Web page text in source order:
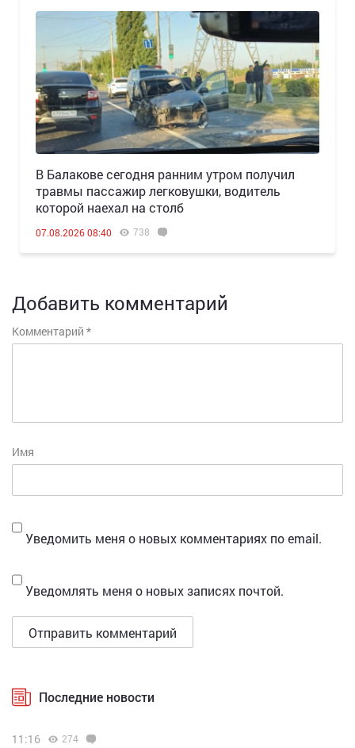
В Балакове сегодня ранним утром получил
травмы пассажир легковушки, водитель
которой наехал на столб
07.08.2026 08:40 738
Добавить комментарий
Комментарий *
Имя
Уведомить меня о новых комментариях по email.
Уведомлять меня о новых записях почтой.
Последние новости
11:16 274